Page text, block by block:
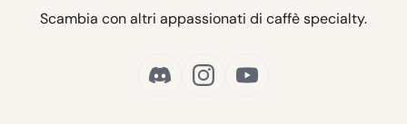
Scambia con altri appassionati di caffè specialty.